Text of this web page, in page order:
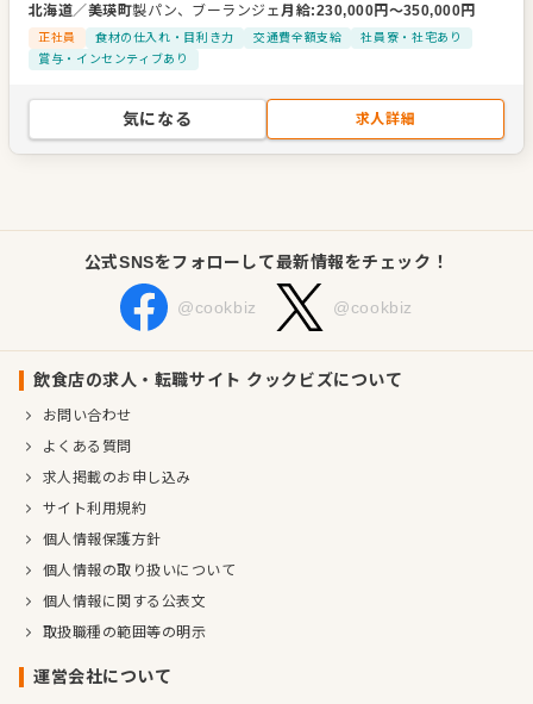
北海道／美瑛町製パン、ブーランジェ月給:230,000円〜350,000円
正社員 食材の仕入れ・目利き力 交通費全額支給
社員寮・社宅あり
賞与・インセンティブあり
気になる 求人詳細
公式SNSをフォローして最新情報をチェック！
@cookbiz @cookbiz
飲食店の求人・転職サイト クックビズについて
お問い合わせ
よくある質問
求人掲載のお申し込み
サイト利用規約
個人情報保護方針
個人情報の取り扱いについて
個人情報に関する公表文
取扱職種の範囲等の明示
運営会社について